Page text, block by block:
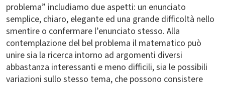
problema” includiamo due aspetti: un enunciato
semplice, chiaro, elegante ed una grande difficoltà nello
smentire o confermare l’enunciato stesso. Alla
contemplazione del bel problema il matematico può
unire sia la ricerca intorno ad argomenti diversi
abbastanza interessanti e meno difficili, sia le possibili
variazioni sullo stesso tema, che possono consistere